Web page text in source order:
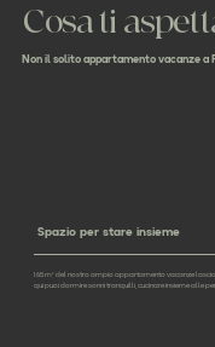
Cosa ti
Non il solito appartamento vacanze a
Spazio per stare insieme
I 65 m² del nostro ampio appartamento vacanze
qui puoi dormire sonni tranquilli, cucinare insieme alle